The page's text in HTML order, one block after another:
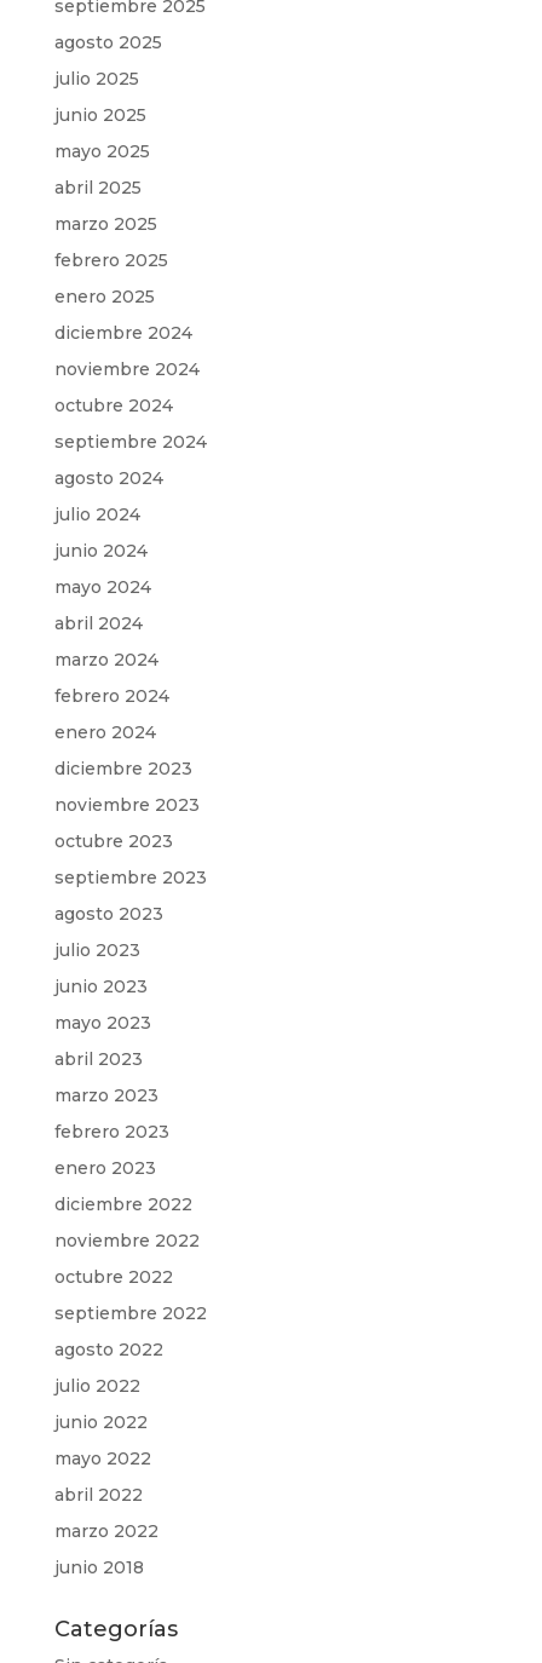
septiembre 2025
agosto 2025
julio 2025
junio 2025
mayo 2025
abril 2025
marzo 2025
febrero 2025
enero 2025
diciembre 2024
noviembre 2024
octubre 2024
septiembre 2024
agosto 2024
julio 2024
junio 2024
mayo 2024
abril 2024
marzo 2024
febrero 2024
enero 2024
diciembre 2023
noviembre 2023
octubre 2023
septiembre 2023
agosto 2023
julio 2023
junio 2023
mayo 2023
abril 2023
marzo 2023
febrero 2023
enero 2023
diciembre 2022
noviembre 2022
octubre 2022
septiembre 2022
agosto 2022
julio 2022
junio 2022
mayo 2022
abril 2022
marzo 2022
junio 2018
Categorías